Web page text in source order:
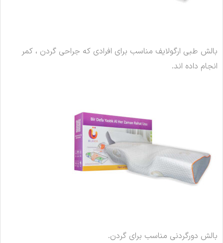
بالش طبی ارگولایف مناسب برای افرادی که جراحی گردن ، کمر
انجام داده اند.
بالش دورگردنی مناسب برای گردن.